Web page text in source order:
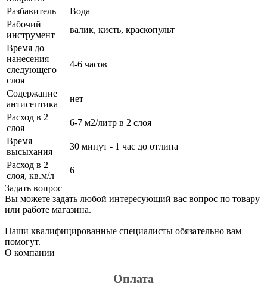
Разбавитель
Вода
Рабочий
инструмент
валик, кисть, краскопульт
Время до
нанесения
следующего
слоя
4-6 часов
Содержание
антисептика
нет
Расход в 2
слоя
6-7 м2/литр в 2 слоя
Время
высыхания
30 минут - 1 час до отлипа
Расход в 2
слоя, кв.м/л
6
Задать вопрос
Вы можете задать любой интересующий вас вопрос по товару
или работе магазина.
Наши квалифицированные специалисты обязательно вам
помогут.
О компании
Оплата